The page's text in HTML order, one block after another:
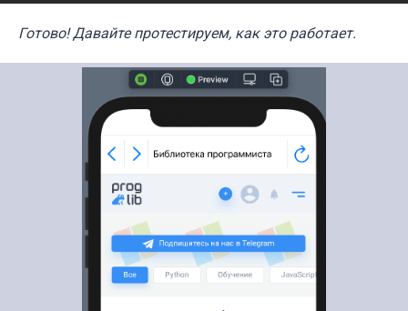
Готово! Давайте протестируем, как это работает.